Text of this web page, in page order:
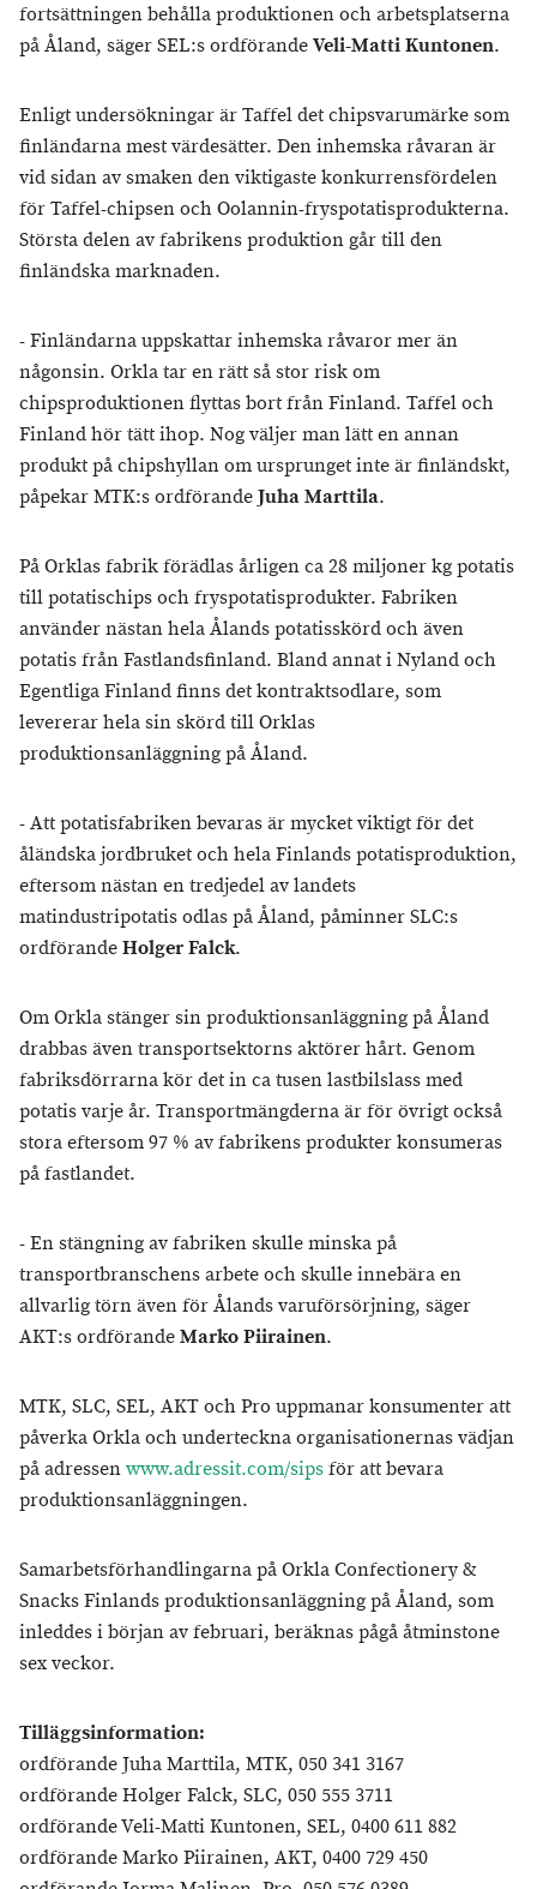
fortsättningen behålla produktionen och arbetsplatserna
på Åland, säger SEL:s ordförandeVeli-Matti Kuntonen.
Enligt undersökningar är Taffel det chipsvarumärke som
finländarna mest värdesätter. Den inhemska råvaran är
vid sidan av smaken den viktigaste konkurrensfördelen
för Taffel-chipsen och Oolannin-fryspotatisprodukterna.
Största delen av fabrikens produktion går till den
finländska marknaden.
- Finländarna uppskattar inhemska råvaror mer än
någonsin. Orkla tar en rätt så stor risk om
chipsproduktionen flyttas bort från Finland. Taffel och
Finland hör tätt ihop. Nog väljer man lätt en annan
produkt på chipshyllan om ursprunget inte är finländskt,
påpekar MTK:s ordförandeJuha Marttila.
På Orklas fabrik förädlas årligen ca 28 miljoner kg potatis
till potatischips och fryspotatisprodukter. Fabriken
använder nästan hela Ålands potatisskörd och även
potatis från Fastlandsfinland. Bland annat i Nyland och
Egentliga Finland finns det kontraktsodlare, som
levererar hela sin skörd till Orklas
produktionsanläggning på Åland.
- Att potatisfabriken bevaras är mycket viktigt för det
åländska jordbruket och hela Finlands potatisproduktion,
eftersom nästan en tredjedel av landets
matindustripotatis odlas på Åland, påminner SLC:s
ordförandeHolger Falck.
Om Orkla stänger sin produktionsanläggning på Åland
drabbas även transportsektorns aktörer hårt. Genom
fabriksdörrarna kör det in ca tusen lastbilslass med
potatis varje år. Transportmängderna är för övrigt också
stora eftersom 97 % av fabrikens produkter konsumeras
på fastlandet.
- En stängning av fabriken skulle minska på
transportbranschens arbete och skulle innebära en
allvarlig törn även för Ålands varuförsörjning, säger
AKT:s ordförandeMarko Piirainen.
MTK, SLC, SEL, AKT och Pro uppmanar konsumenter att
påverka Orkla och underteckna organisationernas vädjan
på adressenwww.adressit.com/sipsför att bevara
produktionsanläggningen.
Samarbetsförhandlingarna på Orkla Confectionery &
Snacks Finlands produktionsanläggning på Åland, som
inleddes i början av februari, beräknas pågå åtminstone
sex veckor.
Tilläggsinformation:
ordförande Juha Marttila, MTK, 050 341 3167
ordförande Holger Falck, SLC, 050 555 3711
ordförande Veli-Matti Kuntonen, SEL, 0400 611 882
ordförande Marko Piirainen, AKT, 0400 729 450